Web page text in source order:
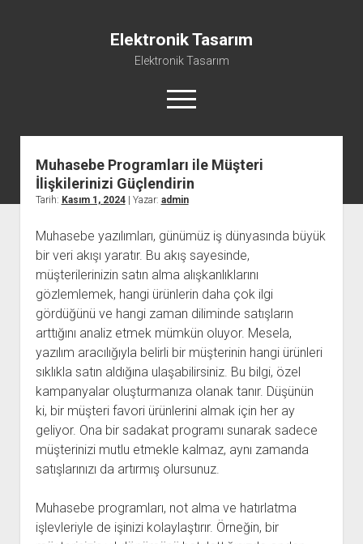
Elektronik Tasarım
Elektronik Tasarım
menüyü
aç
Instagram Gizli Hesap Görme Programsız
Liste
Sayfa Listesi
Ücretsiz Şifresiz Tiktok Takipçi Hilesi
Muhasebe Programları ile Müşteri
İlişkilerinizi Güçlendirin
Tarih: Kasım 1, 2024| Yazar: admin
Muhasebe yazılımları, günümüz iş dünyasında büyük
bir veri akışı yaratır. Bu akış sayesinde,
müşterilerinizin satın alma alışkanlıklarını
gözlemlemek, hangi ürünlerin daha çok ilgi
gördüğünü ve hangi zaman diliminde satışların
arttığını analiz etmek mümkün oluyor. Mesela,
yazılım aracılığıyla belirli bir müşterinin hangi ürünleri
sıklıkla satın aldığına ulaşabilirsiniz. Bu bilgi, özel
kampanyalar oluşturmanıza olanak tanır. Düşünün
ki, bir müşteri favori ürünlerini almak için her ay
geliyor. Ona bir sadakat programı sunarak sadece
müşterinizi mutlu etmekle kalmaz, aynı zamanda
satışlarınızı da artırmış olursunuz.
Muhasebe programları, not alma ve hatırlatma
işlevleriyle de işinizi kolaylaştırır. Örneğin, bir